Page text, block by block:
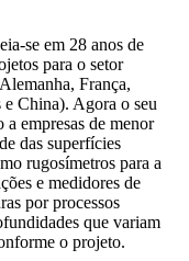
se em 28 anos de
para o setor
França,
China). Agora o seu
a empresas de menor
das superfícies
rugosímetros para a
e medidores de
por processos
que variam
o projeto.